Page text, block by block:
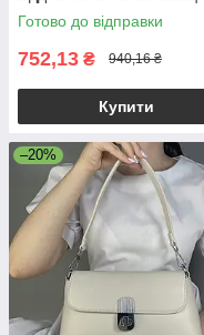
бежева
Готово до відправки
752,13 ₴ 940,16 ₴
Купити
–20%